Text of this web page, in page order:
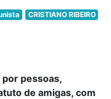
CRISTIANO RIBEIRO
pessoas,
de amigas, com